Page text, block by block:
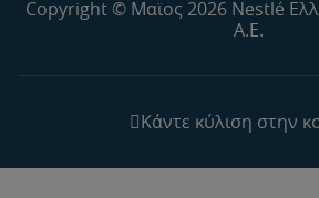
Copyright © Μαϊος 2026 Nestlé
Α.Ε.
Κάντε κύλιση στην